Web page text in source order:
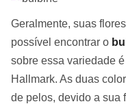
Geralmente, suas
possível encontrar o
sobre essa variedade
Hallmark. As duas
de pelos, devido a sua